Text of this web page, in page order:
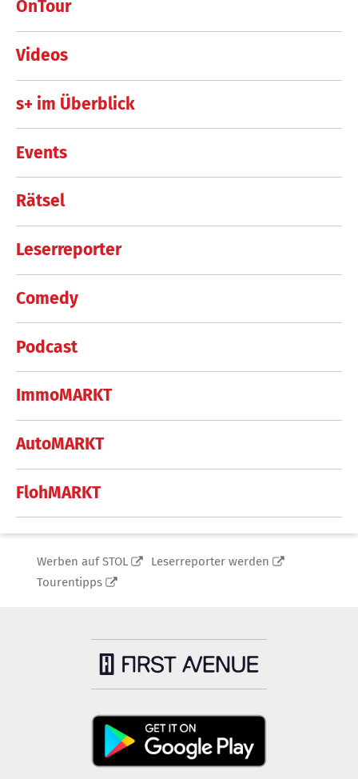
OnTour
Videos
s+ im Überblick
Events
Rätsel
Leserreporter
Comedy
Podcast
ImmoMARKT
AutoMARKT
FlohMARKT
Werben auf STOL
Leserreporter werden
Tourentipps